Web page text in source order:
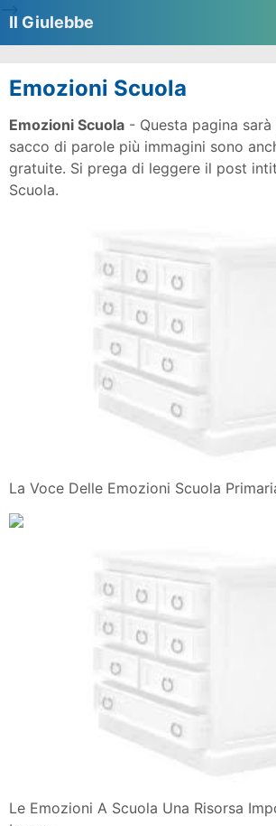
Il Giulebbe
Emozioni Scuola
Emozioni Scuola - Questa pagina
sacco di parole più immagini sono
gratuite. Si prega di leggere il post
Scuola.
La Voce Delle Emozioni Scuola
Le Emozioni A Scuola Una Risorsa